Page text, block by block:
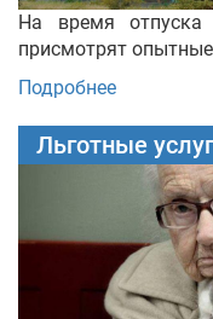
На время
присмотрят
Подробнее
Льготные